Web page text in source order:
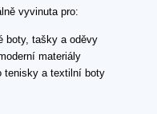
vyvinuta pro:
boty, tašky a oděvy
materiály
tenisky a textilní boty